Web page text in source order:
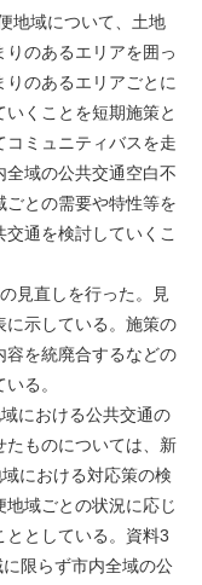
地域について、土地
のあるエリアを囲っ
のあるエリアごとに
くことを短期施策と
コミュニティバスを走
全域の公共交通空白不
との需要や特性等を
通を検討していくこ
見直しを行った。見
に示している。施策の
容を統廃合するなどの
る。
における公共交通の
たものについては、新
における対応策の検
域ごとの状況に応じ
ととしている。資料3
限らず市内全域の公